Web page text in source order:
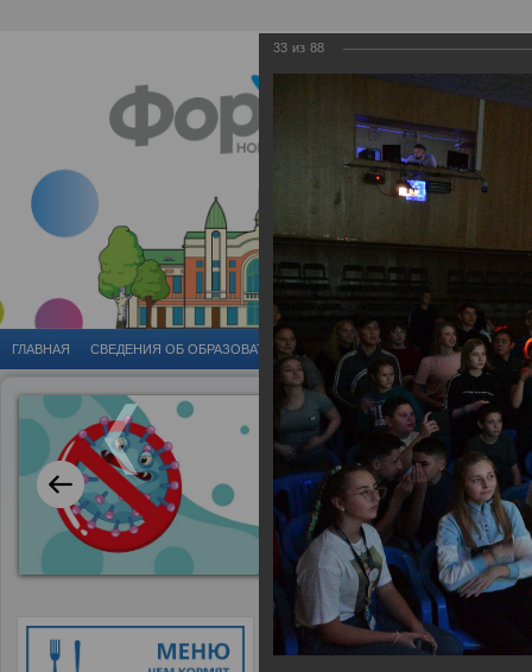
ГЛАВНАЯ CВЕДЕНИЯ ОБ ОБРАЗОВАТЕЛЬНОЙ ОРГАНИЗАЦИИ ГОРОДСКИЕ
Главная →Фотогалерея→
33 из 88